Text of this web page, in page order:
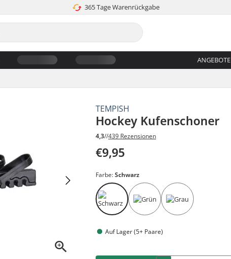
365 Tage Warenrückgabe
ANGEBOTE
TEMPISH
Hockey Kufenschoner
4,3//439 Rezensionen
€9,95
Farbe:Schwarz
Auf Lager (5+ Paare)